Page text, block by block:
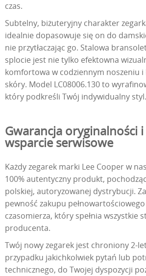
czas.
Subtelny, biżuteryjny charakter
idealnie dopasowuje się on do
nie przytłaczając go. Stalowa
splocie jest nie tylko efektowna
komfortowa w codziennym noszeniu i
skóry. Model LC08006.130 to
który podkreśli Twój indywidualny styl.
Gwarancja oryginalności i
wsparcie serwisowe
Każdy zegarek marki Lee Cooper w
100% autentyczny produkt,
polskiej, autoryzowanej dystrybucji.
pewność zakupu
czasomierza, który spełnia wszystkie
producenta.
Twój nowy zegarek jest chroniony 2-
przypadku jakichkolwiek pytań lub
technicznego, do Twojej dyspozycji